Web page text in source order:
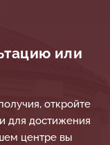
или
откройте
для достижения
центре вы